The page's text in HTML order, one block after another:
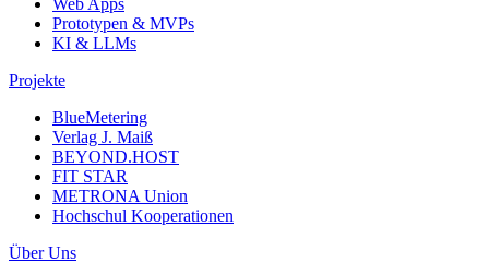
Prototypen & MVPs
KI & LLMs
Projekte
BlueMetering
Verlag J. Maiß
BEYOND.HOST
FIT STAR
METRONA Union
Hochschul Kooperationen
Über Uns